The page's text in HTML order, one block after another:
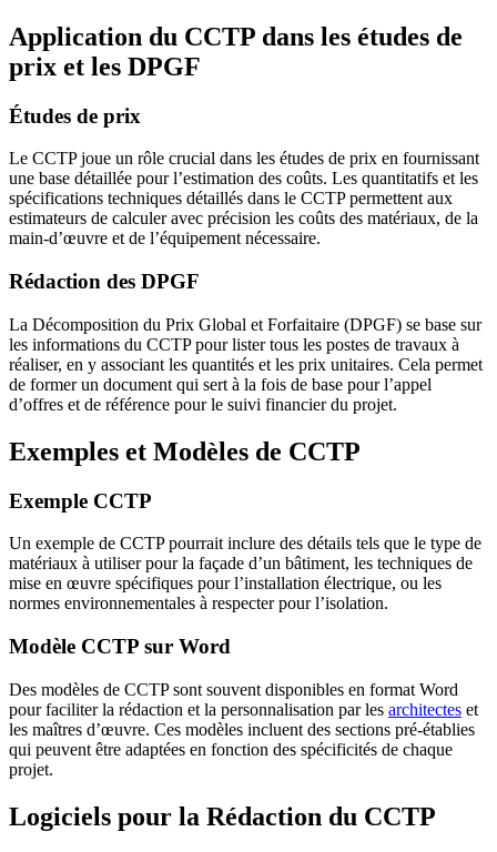
Application du CCTP dans les études de
prix et les DPGF
Études de prix
Le CCTP joue un rôle crucial dans les études de prix en fournissant
une base détaillée pour l’estimation des coûts. Les quantitatifs et les
spécifications techniques détaillés dans le CCTP permettent aux
estimateurs de calculer avec précision les coûts des matériaux, de la
main-d’œuvre et de l’équipement nécessaire.
Rédaction des DPGF
La Décomposition du Prix Global et Forfaitaire (DPGF) se base sur
les informations du CCTP pour lister tous les postes de travaux à
réaliser, en y associant les quantités et les prix unitaires. Cela permet
de former un document qui sert à la fois de base pour l’appel
d’offres et de référence pour le suivi financier du projet.
Exemples et Modèles de CCTP
Exemple CCTP
Un exemple de CCTP pourrait inclure des détails tels que le type de
matériaux à utiliser pour la façade d’un bâtiment, les techniques de
mise en œuvre spécifiques pour l’installation électrique, ou les
normes environnementales à respecter pour l’isolation.
Modèle CCTP sur Word
Des modèles de CCTP sont souvent disponibles en format Word
pour faciliter la rédaction et la personnalisation par les architectes et
les maîtres d’œuvre. Ces modèles incluent des sections pré-établies
qui peuvent être adaptées en fonction des spécificités de chaque
projet.
Logiciels pour la Rédaction du CCTP